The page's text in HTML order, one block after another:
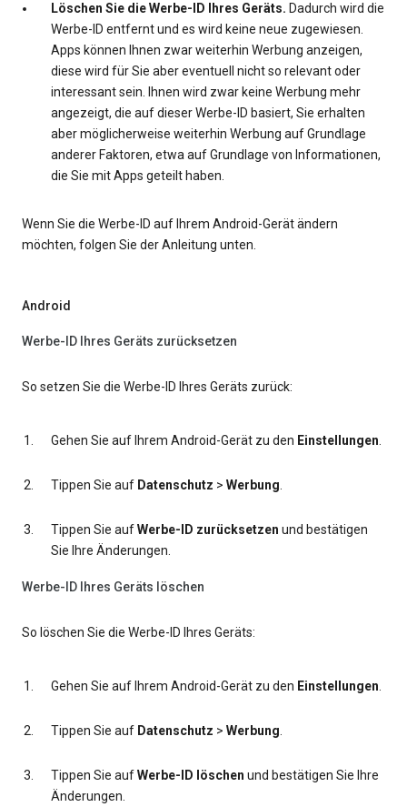
Löschen Sie die Werbe-ID Ihres Geräts. Dadurch wird die
Werbe-ID entfernt und es wird keine neue zugewiesen.
Apps können Ihnen zwar weiterhin Werbung anzeigen,
diese wird für Sie aber eventuell nicht so relevant oder
interessant sein. Ihnen wird zwar keine Werbung mehr
angezeigt, die auf dieser Werbe-ID basiert, Sie erhalten
aber möglicherweise weiterhin Werbung auf Grundlage
anderer Faktoren, etwa auf Grundlage von Informationen,
die Sie mit Apps geteilt haben.
Wenn Sie die Werbe-ID auf Ihrem Android-Gerät ändern
möchten, folgen Sie der Anleitung unten.
Android
Werbe-ID Ihres Geräts zurücksetzen
So setzen Sie die Werbe-ID Ihres Geräts zurück:
Gehen Sie auf Ihrem Android-Gerät zu den Einstellungen.
Tippen Sie auf Datenschutz > Werbung.
Tippen Sie aufWerbe-ID zurücksetzen und bestätigen
Sie Ihre Änderungen.
Werbe-ID Ihres Geräts löschen
So löschen Sie die Werbe-ID Ihres Geräts:
Gehen Sie auf Ihrem Android-Gerät zu den Einstellungen.
Tippen Sie auf Datenschutz > Werbung.
Tippen Sie aufWerbe-ID löschen und bestätigen Sie Ihre
Änderungen.